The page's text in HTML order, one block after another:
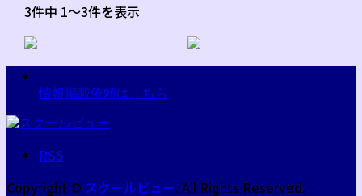
3件中 1〜3件を表示
情報掲載依頼はこちら
RSS
Copyright © スクールビュー. All Rights Reserved.